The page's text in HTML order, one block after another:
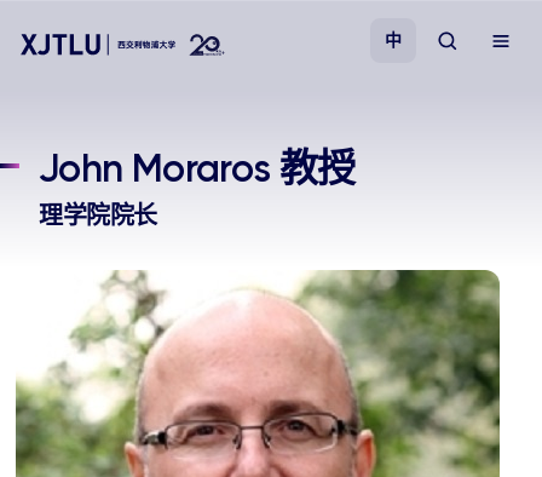
招生
学院
校园生活
中
John Moraros 教授
理学院院长